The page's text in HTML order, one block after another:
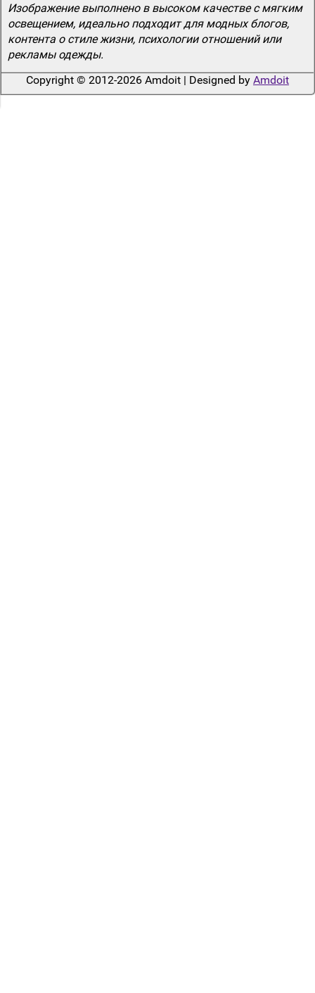
Изображение выполнено в высоком качестве с мягким
освещением, идеально подходит для модных блогов,
контента о стиле жизни, психологии отношений или
рекламы одежды.
Copyright © 2012-2026 Amdoit | Designed by Amdoit